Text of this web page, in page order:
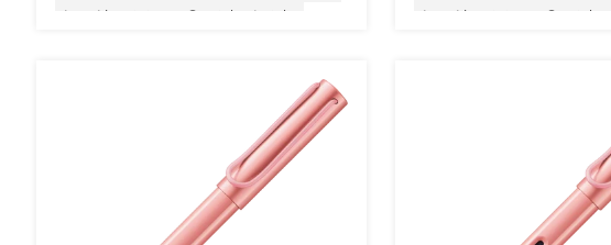
Aus Aluminium
Gewicht: Leicht
Aus Aluminium
Gewicht: